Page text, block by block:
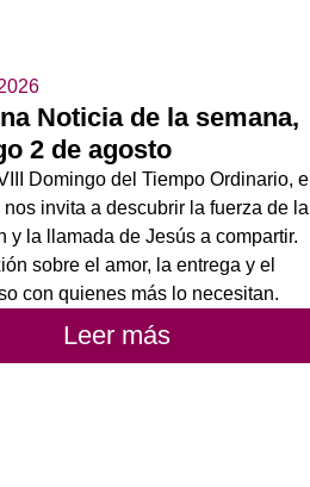
Noticia de la semana,
2 de agosto
Domingo del Tiempo Ordinario, el
invita a descubrir la fuerza de la
y la llamada de Jesús a compartir.
sobre el amor, la entrega y el
con quienes más lo necesitan.
Leer más